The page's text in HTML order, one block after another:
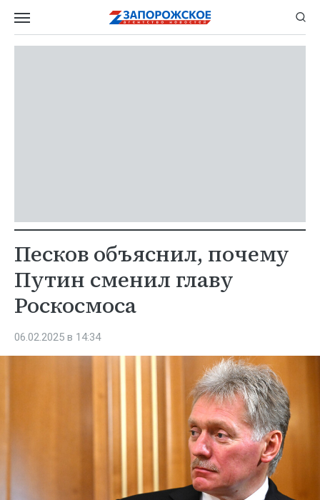
Песков объяснил, почему
Путин сменил главу
Роскосмоса
06.02.2025 в 14:34